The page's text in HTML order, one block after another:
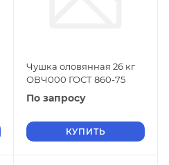
Чушка оловянная 26 кг
ОВЧ000 ГОСТ 860-75
По запросу
КУПИТЬ